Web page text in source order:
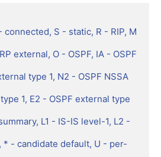
connected, S - static, R - RIP, M
external, O - OSPF, IA - OSPF
type 1, N2 - OSPF NSSA
1, E2 - OSPF external type
L1 - IS-IS level-1, L2 -
* - candidate default, U - per-